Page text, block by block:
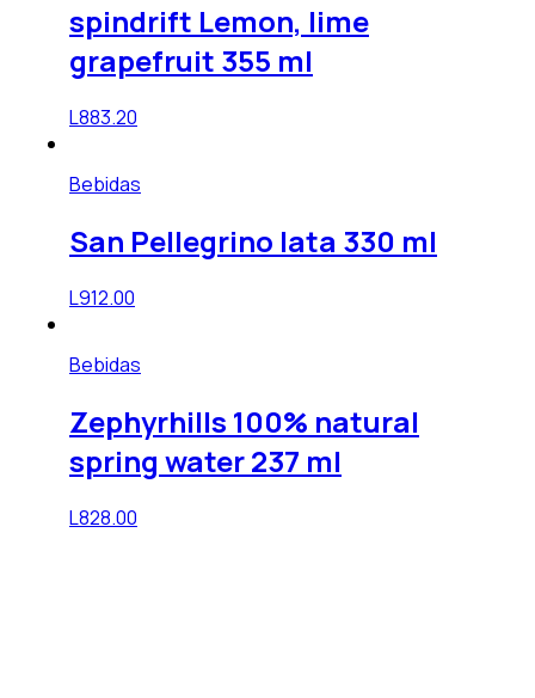
spindrift Lemon, lime
grapefruit 355 ml
L883.20
Bebidas
San Pellegrino lata 330 ml
L912.00
Bebidas
Zephyrhills 100% natural
spring water 237 ml
L828.00